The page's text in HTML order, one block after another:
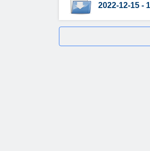
2022-12-15 -